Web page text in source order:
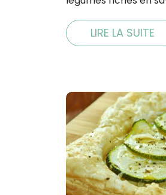
LIRE LA SUITE